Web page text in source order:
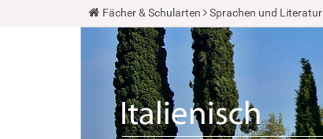
Y
o
Fächer & Schularten Sprachen und Literatur